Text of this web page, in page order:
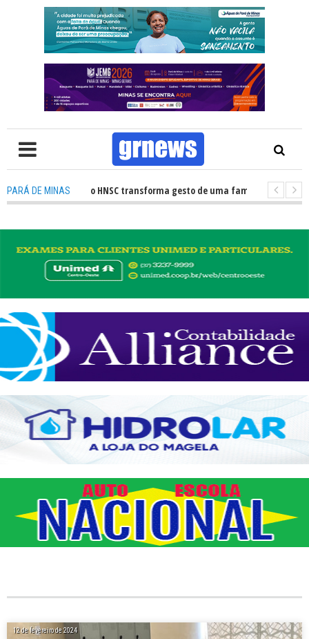
PARÁ DE MINAS
de órgãos no HNSC transforma gesto de uma família em
12 de fevereiro de 2024